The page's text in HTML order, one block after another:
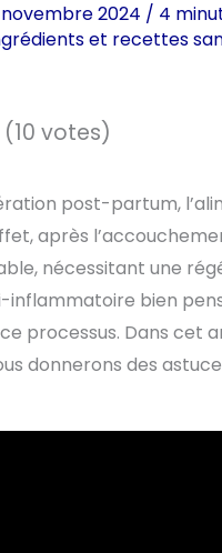
2024 / 4
et recettes
votes)
post-partum,
après
nécessitant une
inflammatoire bien
processus. Dans cet
donnerons des